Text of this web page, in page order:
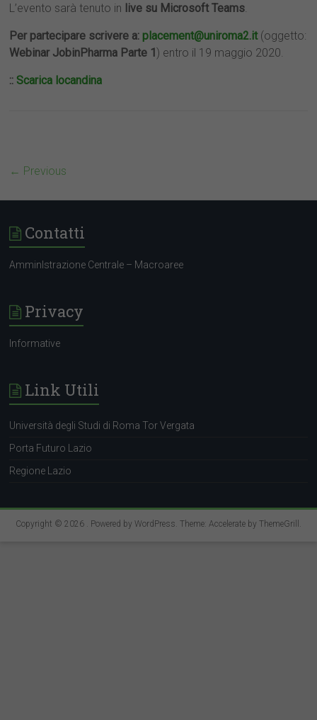
L’evento sarà tenuto in live su Microsoft Teams
Per partecipare scrivere a: placement@uniroma2.it(oggetto:
Webinar JobinPharma Parte 1) entro il 19 maggio 2020.
:: Scarica locandina
← Previous
Contatti
AmminIstrazione Centrale – Macroaree
Privacy
Informative
Link Utili
Università degli Studi di Roma Tor Vergata
Porta Futuro Lazio
Regione Lazio
Copyright © 2026 . Powered by WordPress . Theme: Accelerate by ThemeGrill